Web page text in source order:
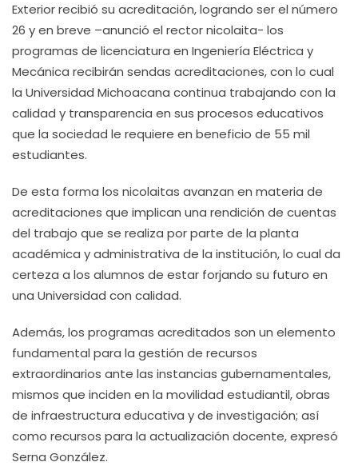
Exterior recibió su acreditación, logrando ser el número
26 y en breve –anunció el rector nicolaita- los
programas de licenciatura en Ingeniería Eléctrica y
Mecánica recibirán sendas acreditaciones, con lo cual
la Universidad Michoacana continua trabajando con la
calidad y transparencia en sus procesos educativos
que la sociedad le requiere en beneficio de 55 mil
estudiantes.
De esta forma los nicolaitas avanzan en materia de
acreditaciones que implican una rendición de cuentas
del trabajo que se realiza por parte de la planta
académica y administrativa de la institución, lo cual da
certeza a los alumnos de estar forjando su futuro en
una Universidad con calidad.
Además, los programas acreditados son un elemento
fundamental para la gestión de recursos
extraordinarios ante las instancias gubernamentales,
mismos que inciden en la movilidad estudiantil, obras
de infraestructura educativa y de investigación; así
como recursos para la actualización docente, expresó
Serna González.